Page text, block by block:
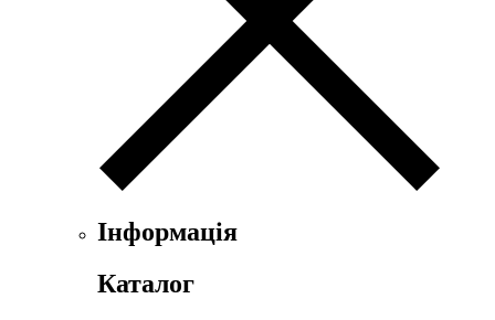
Інформація
Каталог